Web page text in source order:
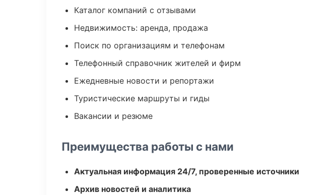
Каталог компаний с отзывами
Недвижимость: аренда, продажа
Поиск по организациям и телефонам
Телефонный справочник жителей и фирм
Ежедневные новости и репортажи
Туристические маршруты и гиды
Вакансии и резюме
Преимущества работы с нами
Актуальная информация 24/7, проверенные источники
Архив новостей и аналитика